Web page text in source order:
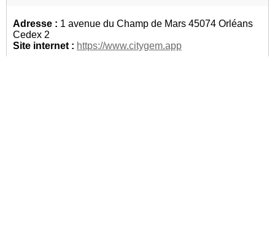
Adresse : 1 avenue du Champ de Mars 45074 Orléans
Cedex 2
Site internet : https://www.citygem.app